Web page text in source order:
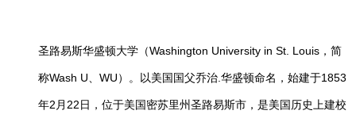
圣路易斯华盛顿大学（Washington University in St. Louis，简
称Wash U、WU）。以美国国父乔治.华盛顿命名，始建于1853
年2月22日，位于美国密苏里州圣路易斯市，是美国历史上建校